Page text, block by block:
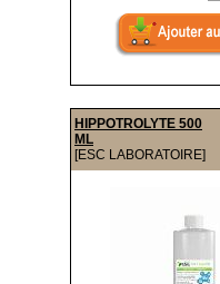
HIPPOTROLYTE 500
ML
[ESC LABORATOIRE]